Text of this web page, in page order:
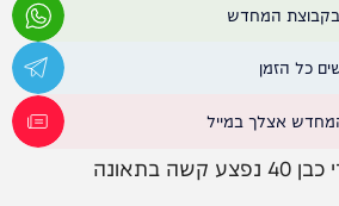
בקבוצת המחדש
כל הזמן
אצלך במייל